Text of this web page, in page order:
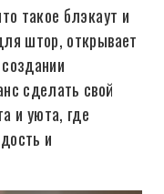
такое блэкаут и
штор, открывает
сделать свой
и уюта, где
и